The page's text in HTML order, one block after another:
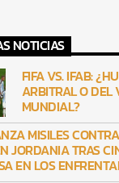
NOTICIAS
FIFA VS. IFAB:
ARBITRAL O DEL
MUNDIAL?
MISILES
JORDANIA TRAS
EN LOS